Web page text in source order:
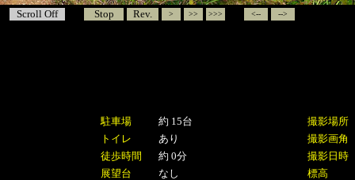
Scroll Off Stop Rev. > >> >>> <-- -->
駐車場 約 15台
撮影場所
トイレ
あり
撮影画角
徒歩時間
約 0分
撮影日時
展望台
なし 標高